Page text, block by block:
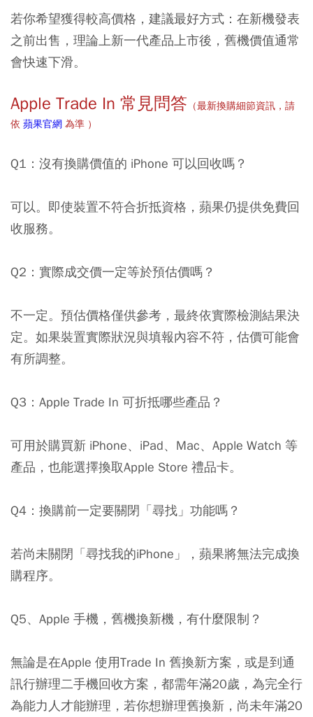
若你希望獲得較高價格，建議最好方式：在新機發表
之前出售，理論上新一代產品上市後，舊機價值通常
會快速下滑。
Apple Trade In 常見問答 （最新換購細節資訊，請
依 蘋果官網 為準 ）
Q1：沒有換購價值的 iPhone 可以回收嗎？
可以。即使裝置不符合折抵資格，蘋果仍提供免費回
收服務。
Q2：實際成交價一定等於預估價嗎？
不一定。預估價格僅供參考，最終依實際檢測結果決
定。如果裝置實際狀況與填報內容不符，估價可能會
有所調整。
Q3：Apple Trade In 可折抵哪些產品？
可用於購買新 iPhone、iPad、Mac、Apple Watch 等
產品，也能選擇換取Apple Store 禮品卡。
Q4：換購前一定要關閉「尋找」功能嗎？
若尚未關閉「尋找我的iPhone」，蘋果將無法完成換
購程序。
Q5、Apple 手機，舊機換新機，有什麼限制？
無論是在Apple 使用Trade In 舊換新方案，或是到通
訊行辦理二手機回收方案，都需年滿20歲，為完全行
為能力人才能辦理，若你想辦理舊換新，尚未年滿20